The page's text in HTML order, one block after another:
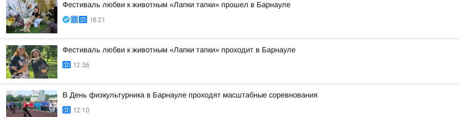
Фестиваль любви к животным «Лапки тапки» прошел в Барнауле
18:21
Фестиваль любви к животным «Лапки тапки» проходит в Барнауле
12:36
В День физкультурника в Барнауле проходят масштабные соревнования
12:10